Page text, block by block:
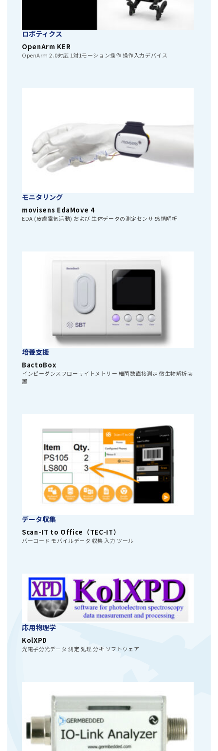
ロボティクス
OpenArm KER
OpenArm 2.0対応 1対1モーション操作 操作入力デバイス
モニタリング
movisens EdaMove 4
EDA (皮膚電気活動) および 生体データの測定センサ 感情解析
培養支援
BactoBox
インピーダンスフローサイトメトリー 細菌数直接測定 微生物解析装
置
データ収集
Scan-IT to Office（TEC-IT）
バーコード モバイルデータ 収集 入力 ツール
応用物理学
KolXPD
光電子分光データ 測定 処理 分析 ソフトウェア